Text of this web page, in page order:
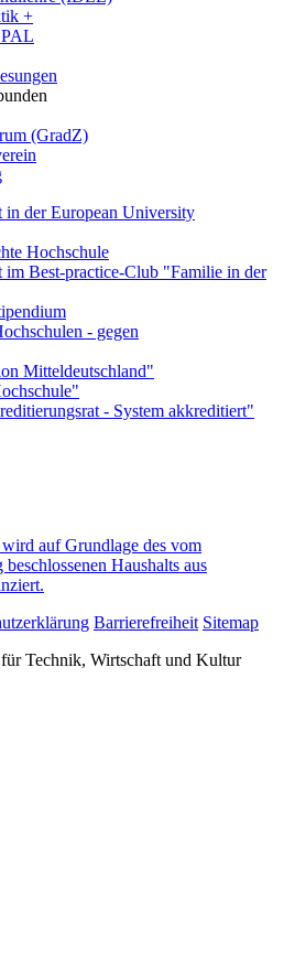
+
(GradZ)
auf Grundlage des vom
beschlossenen Haushalts aus
Barrierefreiheit Sitemap
Technik, Wirtschaft und Kultur